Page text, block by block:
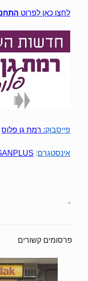
לחצו כאן לפרוט
פייסבוק: רמת גן פלוס
אינסטגרם:
פרסומים קשורים